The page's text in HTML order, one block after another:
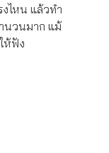
งไหน แล้วทำ
ำนวนมาก แม้
ห้ฟัง